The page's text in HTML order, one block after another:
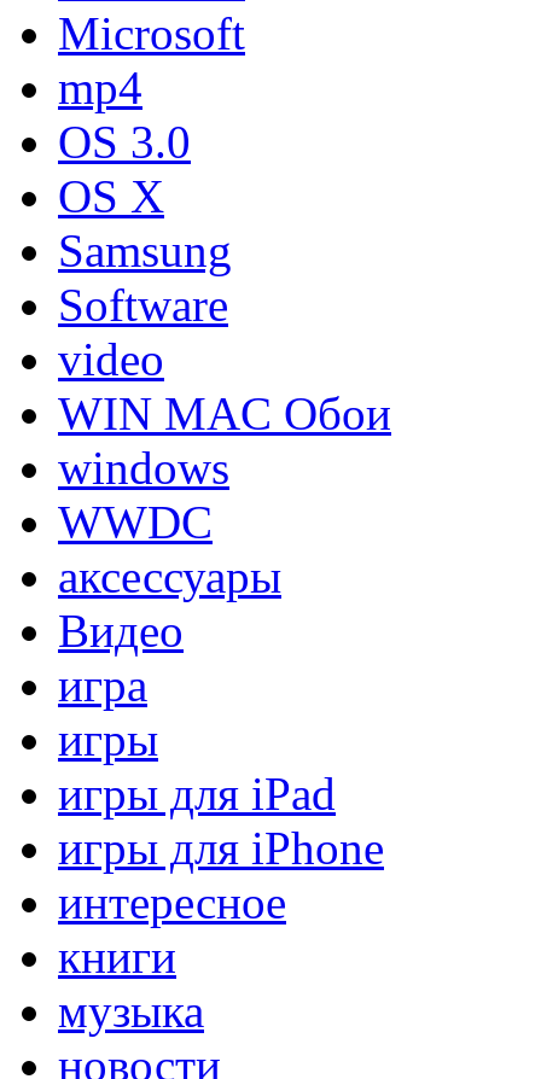
Microsoft
mp4
OS 3.0
OS X
Samsung
Software
video
WIN MAC Обои
windows
WWDC
аксессуары
Видео
игра
игры
игры для iPad
игры для iPhone
интересное
книги
музыка
новости